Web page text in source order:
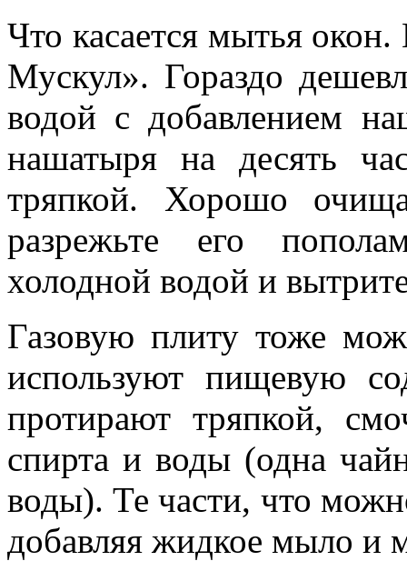
Что касается мытья
Мускул». Гораздо
водой с добавлением
нашатыря на десять
тряпкой. Хорошо
разрежьте его
холодной водой и
Газовую плиту тоже
используют пищевую
протирают тряпкой,
спирта и воды (одна
воды). Те части, что
добавляя жидкое мыло и